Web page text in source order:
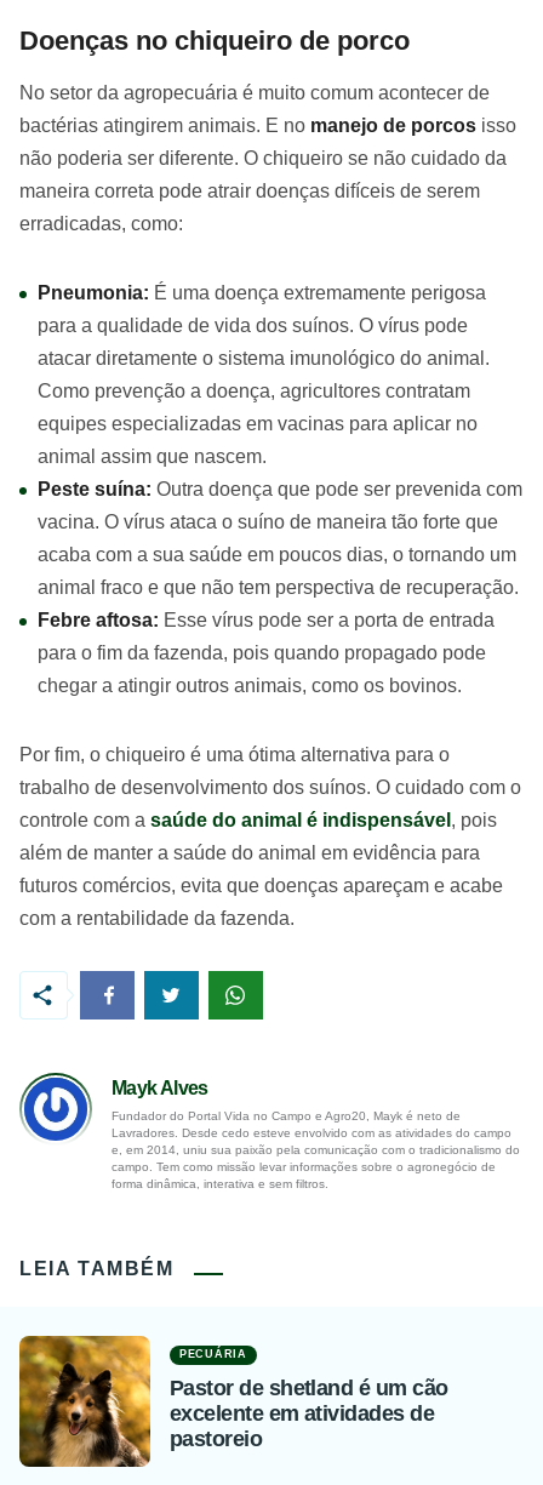
Doenças no chiqueiro de porco
No setor da agropecuária é muito comum acontecer de
bactérias atingirem animais. E no manejo de porcos isso
não poderia ser diferente. O chiqueiro se não cuidado da
maneira correta pode atrair doenças difíceis de serem
erradicadas, como:
Pneumonia: É uma doença extremamente perigosa
para a qualidade de vida dos suínos. O vírus pode
atacar diretamente o sistema imunológico do animal.
Como prevenção a doença, agricultores contratam
equipes especializadas em vacinas para aplicar no
animal assim que nascem.
Peste suína: Outra doença que pode ser prevenida com
vacina. O vírus ataca o suíno de maneira tão forte que
acaba com a sua saúde em poucos dias, o tornando um
animal fraco e que não tem perspectiva de recuperação.
Febre aftosa: Esse vírus pode ser a porta de entrada
para o fim da fazenda, pois quando propagado pode
chegar a atingir outros animais, como os bovinos.
Por fim, o chiqueiro é uma ótima alternativa para o
trabalho de desenvolvimento dos suínos. O cuidado com o
controle com a saúde do animal é indispensável , pois
além de manter a saúde do animal em evidência para
futuros comércios, evita que doenças apareçam e acabe
com a rentabilidade da fazenda.
Mayk Alves
Fundador do Portal Vida no Campo e Agro20, Mayk é neto de
Lavradores. Desde cedo esteve envolvido com as atividades do campo
e, em 2014, uniu sua paixão pela comunicação com o tradicionalismo do
campo. Tem como missão levar informações sobre o agronegócio de
forma dinâmica, interativa e sem filtros.
LEIA TAMBÉM
PECUÁRIA
Pastor de shetland é um cão
excelente em atividades de
pastoreio